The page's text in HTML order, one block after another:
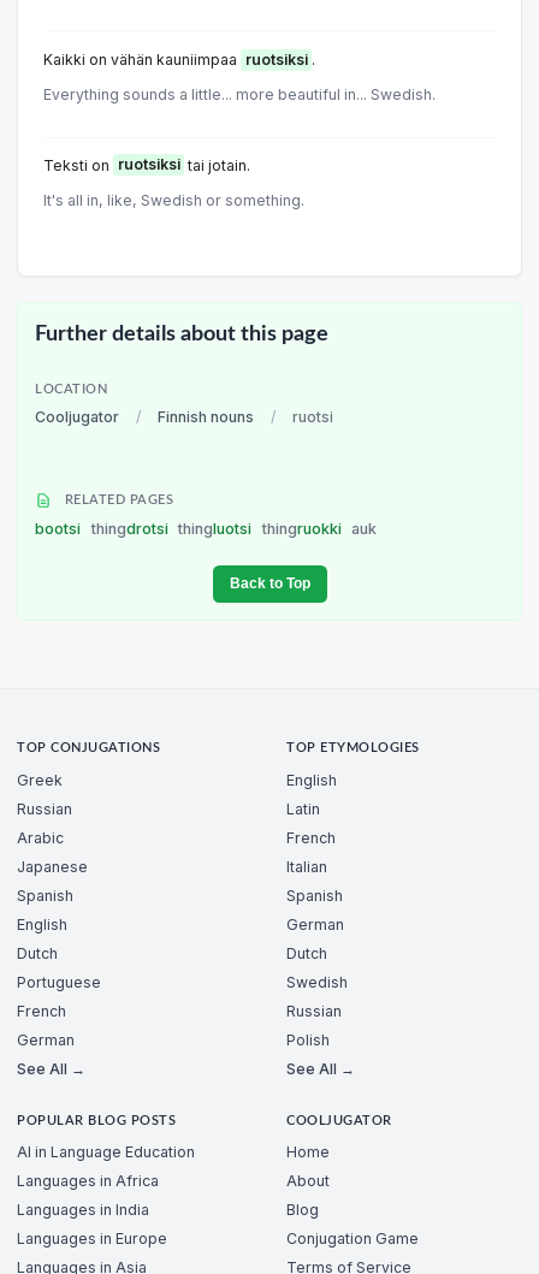
Kaikki on vähän kauniimpaa ruotsiksi .
Everything sounds a little... more beautiful in... Swedish.
Teksti on ruotsiksi tai jotain.
It's all in, like, Swedish or something.
Further details about this page
LOCATION
Cooljugator / Finnish nouns / ruotsi
RELATED PAGES
bootsi thingdrotsi thingluotsi thingruokki auk
Back to Top
TOP CONJUGATIONS
Greek
Russian
Arabic
Japanese
Spanish
English
Dutch
Portuguese
French
German
See All →
TOP ETYMOLOGIES
English
Latin
French
Italian
Spanish
German
Dutch
Swedish
Russian
Polish
See All →
POPULAR BLOG POSTS
AI in Language Education
Languages in Africa
Languages in India
Languages in Europe
Languages in Asia
COOLJUGATOR
Home
About
Blog
Conjugation Game
Terms of Service